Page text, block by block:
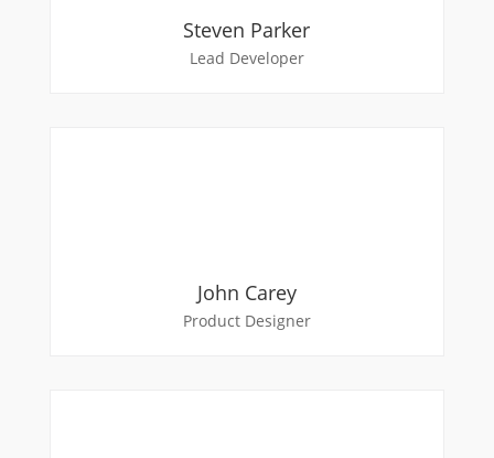
Steven Parker
Lead Developer
John Carey
Product Designer